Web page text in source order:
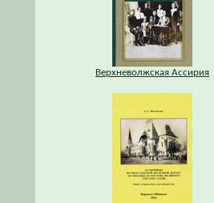
Верхневолжская Ассирия